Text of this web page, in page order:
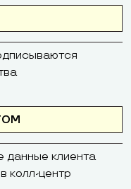
данные клиента
колл-центр